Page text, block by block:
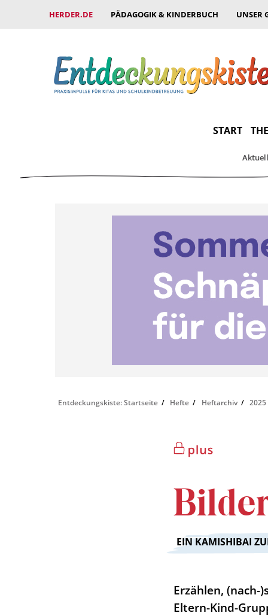
HERDER.DE PÄDAGOGIK & KINDERBUCH UNSER
START
Entdeckungskiste: Startseite Hefte Heftarchiv 2025
:
EIN KAMISHIBAI
Erzählen, (nach-
Eltern-Kind-